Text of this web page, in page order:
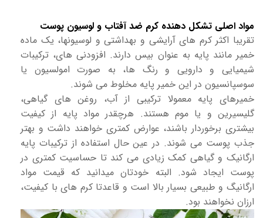
مواد اصلی تشکل دهنده کرم ضد آفتاب و لوسیون پوست
تقریبا اکثر کرم های آرایشی و بهداشتی و لوسیونها، یک ماده
خمیر مانند پایه به عنوان بیس دارند. افزودنی های، ترکیبات
شیمیایی و دارویی و رنگ ها، به صورت امولسیون یا
سوسپانسیون در این خمیر پایه مخلوط می شوند.
خمیرهای پایه معمولا ترکیبی از آب، روغن های گیاهی،
گلیسیرین و یا موم هستند. هرچقدر مواد پایه از کیفیت
بیشتری برخوردار باشند، عوارض کمتری خواهند داشت و بهتر
جذب پوست می شوند. در عین حال استفاده از ترکیبات پایه
ارگانیک و گیاهی کمک زیادی می کند تا حساسیت کمتری در
پوست ایجاد شود. البته خودتان میدانید که قیمت مواد
ارگانیگ و طبیعی بسیار بالا است و قاعدتا کرم های با کیفیت،
ارزان نخواهند بود.